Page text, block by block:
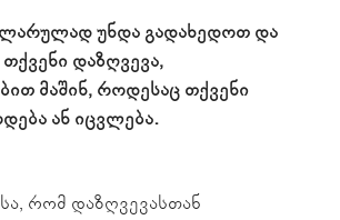
უნდა გადახედოთ და
დაზღვევა,
მაშინ, როდესაც თქვენი
ან იცვლება.
რომ დაზღვევასთან